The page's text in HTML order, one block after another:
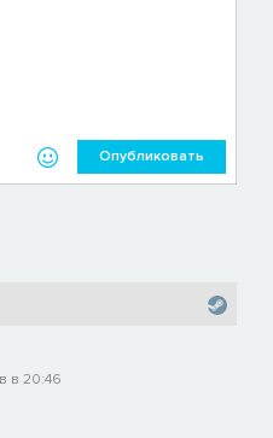
Опубликовать
в 20:46